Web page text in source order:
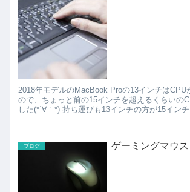
2018年モデルのMacBook Proの13インチはCPU
ので、ちょっと前の15インチを超えるくらいの
した(*´∀｀*) 持ち運びも13インチの方が15インチと比べると500グ
ブログ ゲーミングマウス